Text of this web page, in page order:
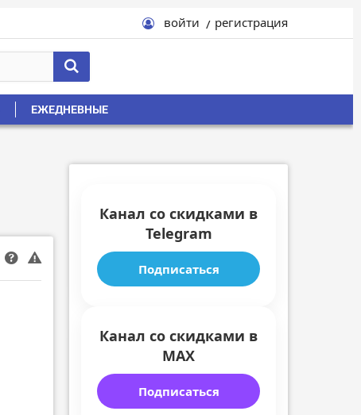
войти регистрация
ЕЖЕДНЕВНЫЕ
Канал со скидками в
Telegram
Подписаться
Канал со скидками в
MAX
Подписаться